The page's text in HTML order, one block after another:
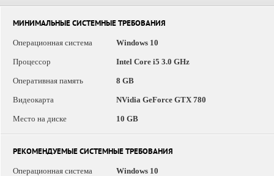
МИНИМАЛЬНЫЕ СИСТЕМНЫЕ ТРЕБОВАНИЯ
Операционная система
Windows 10
Процессор Intel Core i5 3.0 GHz
Оперативная память 8 GB
Видеокарта NVidia GeForce GTX 780
Место на диске 10 GB
РЕКОМЕНДУЕМЫЕ СИСТЕМНЫЕ ТРЕБОВАНИЯ
Операционная система
Windows 10